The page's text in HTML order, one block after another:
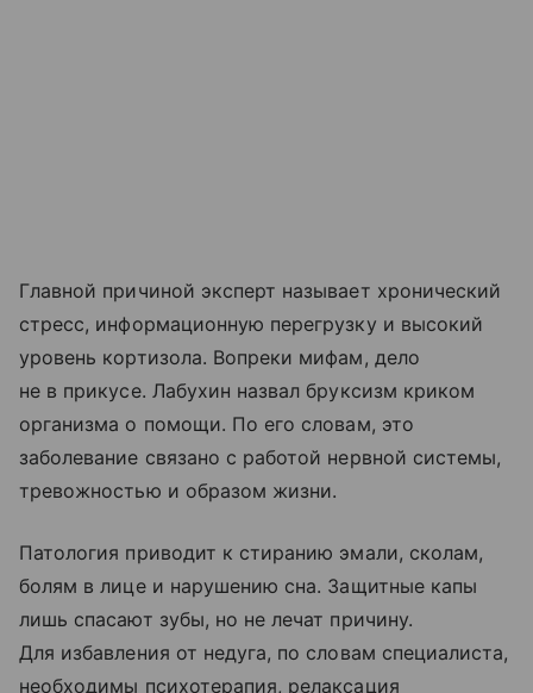
Главной причиной эксперт называет хронический
стресс, информационную перегрузку и высокий
уровень кортизола. Вопреки мифам, дело
не в прикусе. Лабухин назвал бруксизм криком
организма о помощи. По его словам, это
заболевание связано с работой нервной системы,
тревожностью и образом жизни.
Патология приводит к стиранию эмали, сколам,
болям в лице и нарушению сна. Защитные капы
лишь спасают зубы, но не лечат причину.
Для избавления от недуга, по словам специалиста,
необходимы психотерапия, релаксация